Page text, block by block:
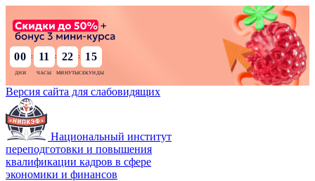
00 : 11 : 22 : 14
Версия сайта для слабовидящих
Национальный институт
переподготовки и повышения
квалификации кадров в сфере
экономики и финансов